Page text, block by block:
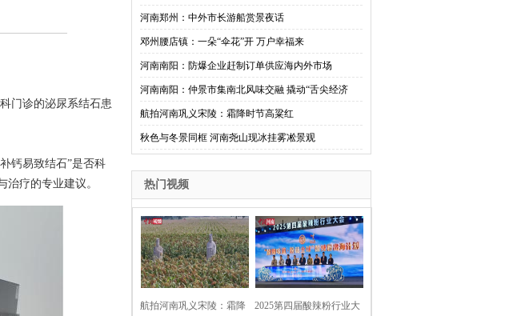
门诊的泌尿系结石患
钙易致结石”是否科
疗的专业建议。
河南郑州：中外市长游船赏景夜话
邓州腰店镇：一朵“伞花”开 万户幸福来
河南南阳：防爆企业赶制订单供应海内外市场
河南南阳：仲景市集南北风味交融 撬动“舌尖经济
航拍河南巩义宋陵：霜降时节高粱红
秋色与冬景同框 河南尧山现冰挂雾凇景观
热门视频
航拍河南巩义宋陵：霜降 2025第四届酸辣粉行业大